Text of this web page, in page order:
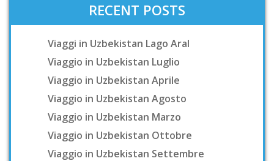
RECENT POSTS
Viaggi in Uzbekistan Lago Aral
Viaggio in Uzbekistan Luglio
Viaggio in Uzbekistan Aprile
Viaggio in Uzbekistan Agosto
Viaggio in Uzbekistan Marzo
Viaggio in Uzbekistan Ottobre
Viaggio in Uzbekistan Settembre